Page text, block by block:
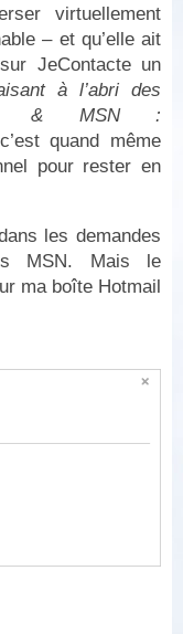
virtuellement
– et qu’elle ait
JeContacte un
à l’abri des
& MSN :
quand même
pour rester en
les demandes
MSN. Mais le
ma boîte Hotmail